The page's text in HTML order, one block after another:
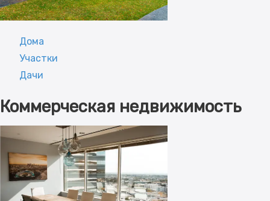
Дома
Участки
Дачи
Коммерческая недвижимость